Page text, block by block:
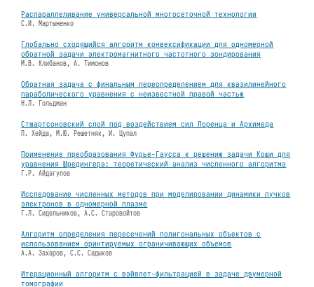
Распараллеливание универсальной многосеточной технологии
С.И. Мартыненко
Глобально сходящийся алгоритм конвексификации для одномерной
обратной задачи электромагнитного частотного зондирования
М.В. Клибанов, А. Тимонов
Обратная задача с финальным переопределением для квазилинейного
параболического уравнения с неизвестной правой частью
Н.Л. Гольдман
Стюаpтсоновский слой под воздействием сил Лоpенца и Аpхимеда
П. Хейда, М.Ю. Решетняк, И. Цупал
Применение преобразования Фурье-Гаусса к решению задачи Коши для
уравнения Шредингера: теоретический анализ численного алгоритма
Г.Р. Айдагулов
Исследование численных методов при моделировании динамики пучков
электронов в одномерной плазме
Г.Л. Сидельников, А.С. Старовойтов
Алгоритм определения пересечений полигональных объектов с
использованием оринтируемых ограничивающих объемов
А.А. Захаров, C.С. Садыков
Итерационный алгоритм с вэйвлет-фильтрацией в задаче двумерной
томографии